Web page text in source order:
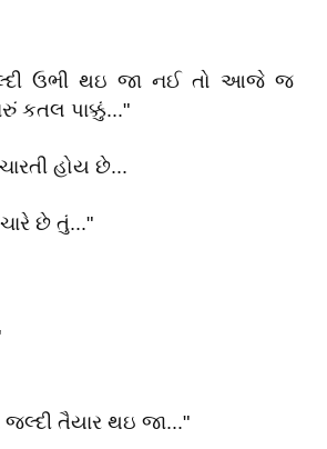
ઉભી થઇ જા નઈ તો આજે જ
કતલ પાક્કું..."
હોય છે...
છે તું..."
તૈયાર થઇ જા..."